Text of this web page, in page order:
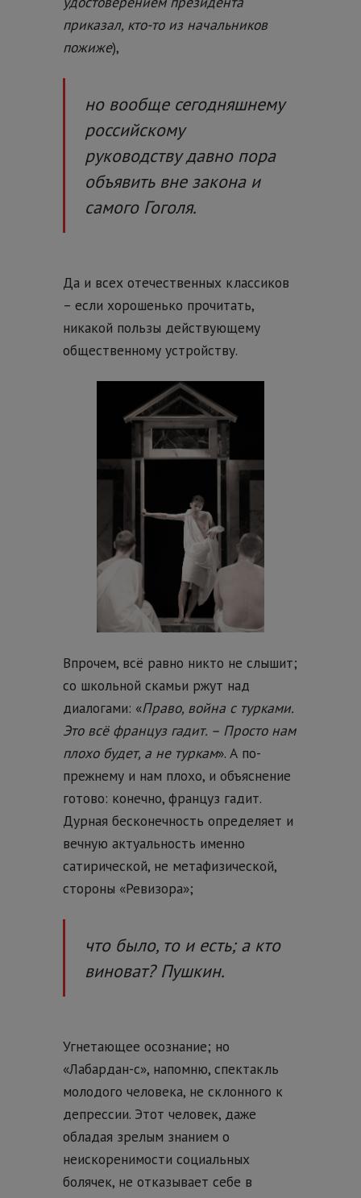
приказал, кто-то из начальников
пожиже),
но вообще сегодняшнему
российскому
руководству давно пора
объявить вне закона и
самого Гоголя.
Да и всех отечественных классиков
– если хорошенько прочитать,
никакой пользы действующему
общественному устройству.
Впрочем, всё равно никто не слышит;
со школьной скамьи ржут над
диалогами: «Право, война с турками.
Это всё француз гадит. – Просто нам
плохо будет, а не туркам». А по-
прежнему и нам плохо, и объяснение
готово: конечно, француз гадит.
Дурная бесконечность определяет и
вечную актуальность именно
сатирической, не метафизической,
стороны «Ревизора»;
что было, то и есть; а кто
виноват? Пушкин.
Угнетающее осознание; но
«Лабардан-с», напомню, спектакль
молодого человека, не склонного к
депрессии. Этот человек, даже
обладая зрелым знанием о
неискоренимости социальных
болячек, не отказывает себе в